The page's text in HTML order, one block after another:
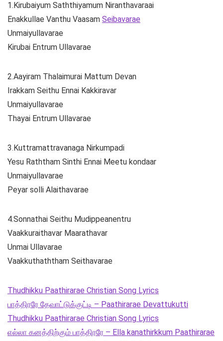
1.Kirubaiyum Saththiyamum Niranthavaraai
Enakkullae Vanthu Vaasam Seibavarae
Unmaiyullavarae
Kirubai Entrum Ullavarae
2.Aayiram Thalaimurai Mattum Devan
Irakkam Seithu Ennai Kakkiravar
Unmaiyullavarae
Thayai Entrum Ullavarae
3.Kuttramattravanaga Nirkumpadi
Yesu Raththam Sinthi Ennai Meetu kondaar
Unmaiyullavarae
Peyar solli Alaithavarae
4.Sonnathai Seithu Mudippeanentru
Vaakkuraithavar Maarathavar
Unmai Ullavarae
Vaakkuthaththam Seithavarae
Thudhikku Paathirarae Christian Song Lyrics
பாத்திரரே தேவாட்டுக்குட்டி – Paathirarae Devattukutti
Thudhikku Paathirarae Christian Song Lyrics
எல்லா கனத்திற்கும் பாத்திரரே – Ella kanathirkkum Paathirarae